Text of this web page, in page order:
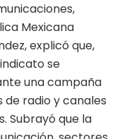
Mexicana
explicó que,
se
una campaña
de radio y canales
Subrayó que la